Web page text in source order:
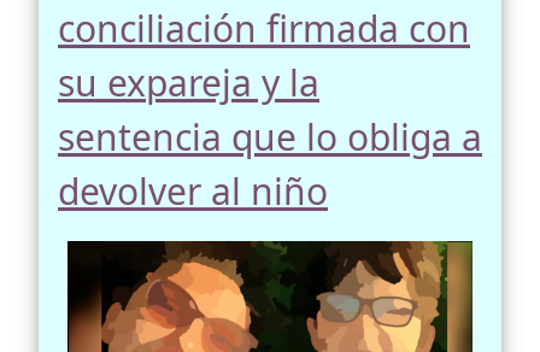
conciliación firmada con
su expareja y la
sentencia que lo obliga a
devolver al niño